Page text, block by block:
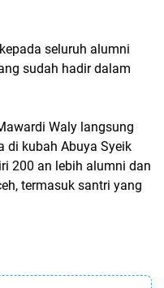
seluruh alumni
sudah hadir dalam
Waly langsung
di kubah Abuya Syeik
200 an lebih alumni dan
termasuk santri yang